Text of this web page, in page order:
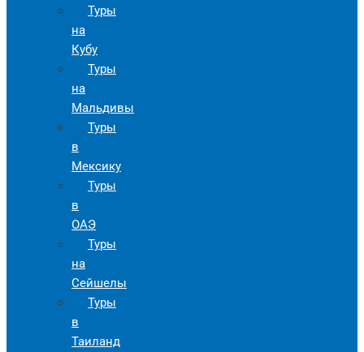
Туры
на
Кубу
Туры
на
Мальдивы
Туры
в
Мексику
Туры
в
ОАЭ
Туры
на
Сейшелы
Туры
в
Таиланд